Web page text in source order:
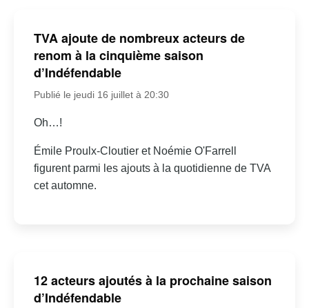
TVA ajoute de nombreux acteurs de
renom à la cinquième saison
d’Indéfendable
Publié le jeudi 16 juillet à 20:30
Oh…!
Émile Proulx-Cloutier et Noémie O'Farrell
figurent parmi les ajouts à la quotidienne de TVA
cet automne.
12 acteurs ajoutés à la prochaine saison
d’Indéfendable